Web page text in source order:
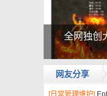
全网独创
网友分享
[日常管理维护]